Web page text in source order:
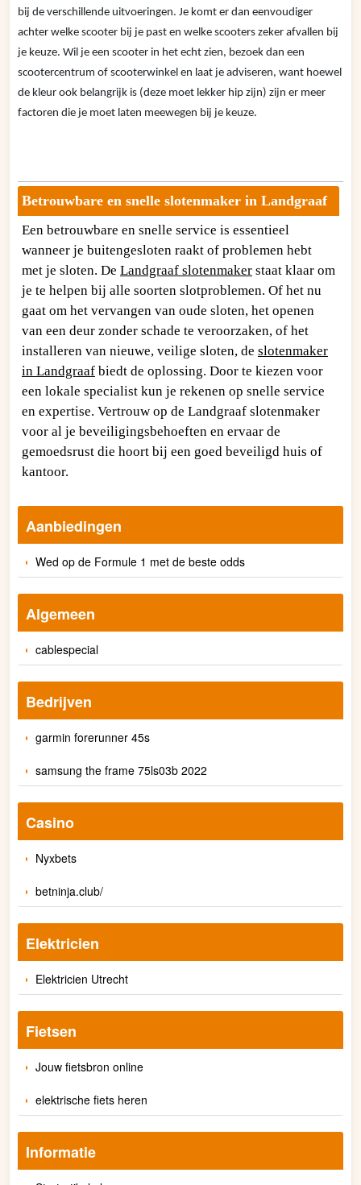
bij de verschillende uitvoeringen. Je komt er dan eenvoudiger
achter welke scooter bij je past en welke scooters zeker afvallen bij
je keuze. Wil je een scooter in het echt zien, bezoek dan een
scootercentrum of scooterwinkel en laat je adviseren, want hoewel
de kleur ook belangrijk is (deze moet lekker hip zijn) zijn er meer
factoren die je moet laten meewegen bij je keuze.
Betrouwbare en snelle slotenmaker in Landgraaf
Een betrouwbare en snelle service is essentieel
wanneer je buitengesloten raakt of problemen hebt
met je sloten. De Landgraaf slotenmaker staat klaar om
je te helpen bij alle soorten slotproblemen. Of het nu
gaat om het vervangen van oude sloten, het openen
van een deur zonder schade te veroorzaken, of het
installeren van nieuwe, veilige sloten, de slotenmaker
in Landgraaf biedt de oplossing. Door te kiezen voor
een lokale specialist kun je rekenen op snelle service
en expertise. Vertrouw op de Landgraaf slotenmaker
voor al je beveiligingsbehoeften en ervaar de
gemoedsrust die hoort bij een goed beveiligd huis of
kantoor.
Aanbiedingen
Wed op de Formule 1 met de beste odds
Algemeen
cablespecial
Bedrijven
garmin forerunner 45s
samsung the frame 75ls03b 2022
Casino
Nyxbets
betninja.club/
Elektricien
Elektricien Utrecht
Fietsen
Jouw fietsbron online
elektrische fiets heren
Informatie